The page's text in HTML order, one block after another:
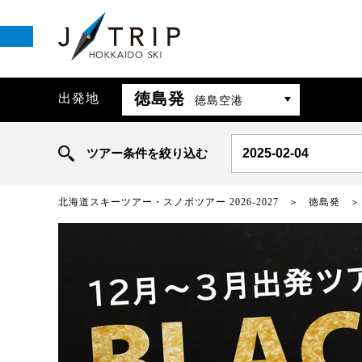
出発地 徳島発 徳島空港
ツアー条件を絞り込む 2025-02-04
北海道スキーツアー・スノボツアー 2026-2027 徳島発